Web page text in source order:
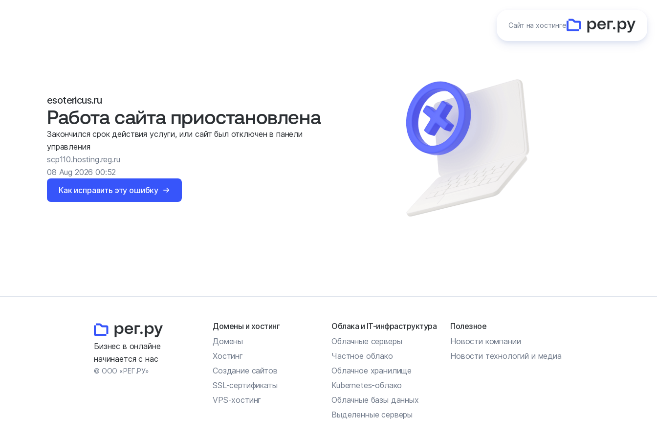
Сайт на хостинге
esotericus.ru
Работа сайта приостановлена
Закончился срок действия услуги, или сайт был отключен в панели
управления
scp110.hosting.reg.ru
08 Aug 2026 00:52
Как исправить эту ошибку
Бизнес в онлайне
начинается с нас
© ООО «РЕГ.РУ»
Домены и хостинг
Домены
Хостинг
Создание сайтов
SSL-сертификаты
VPS-хостинг
Облака и IT-инфраструктура
Облачные серверы
Частное облако
Облачное хранилище
Kubernetes-облако
Облачные базы данных
Выделенные серверы
Полезное
Новости компании
Новости технологий и медиа